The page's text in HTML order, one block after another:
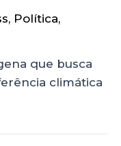
, Política,
que busca
climática